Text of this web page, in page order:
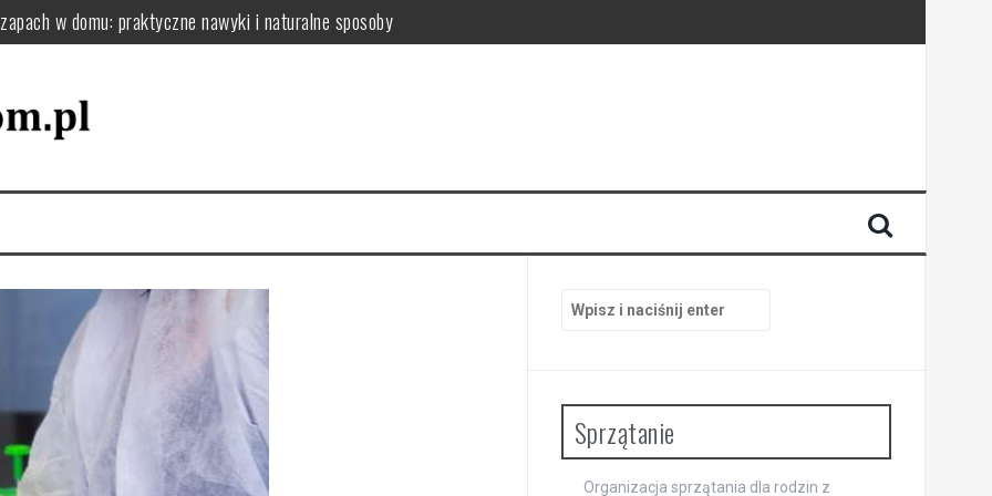
w domu: praktyczne nawyki i naturalne sposoby
kurz, pył i resztki krok po kroku
filtry, uszczelki i uniknąć awarii w domu
układać naczynia i dbać o zmywarkę dla wygody i efektywności pracy
funkcjonalną pralnię i uniknąć bałaganu
Sprzątanie
Organizacja sprzątania dla rodzin z